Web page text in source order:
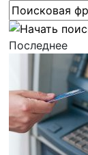
Последнее